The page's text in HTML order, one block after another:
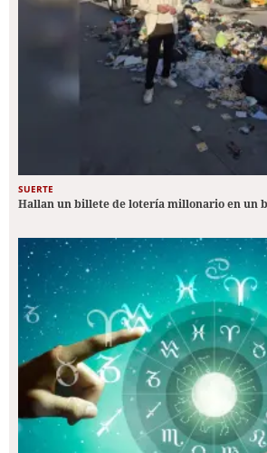
SUERTE
Hallan un billete de lotería millonario en un